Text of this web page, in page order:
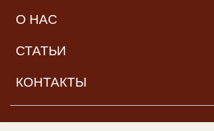
О НАС
СТАТЬИ
КОНТАКТЫ